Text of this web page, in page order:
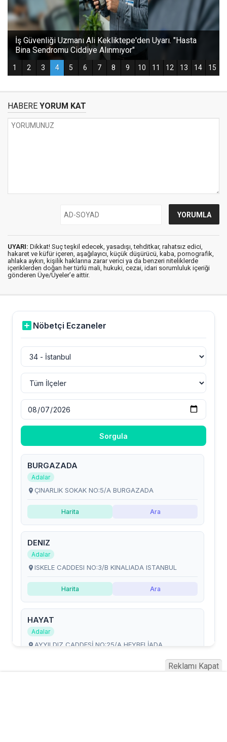
HABERE YORUM KAT
UYARI: Dikkat! Suç teşkil edecek, yasadışı, tehditkar, rahatsız edici,
hakaret ve küfür içeren, aşağılayıcı, küçük düşürücü, kaba, pornografik,
ahlaka aykırı, kişilik haklarına zarar verici ya da benzeri niteliklerde
içeriklerden doğan her türlü mali, hukuki, cezai, idari sorumluluk içeriği
gönderen Üye/Üyeler’e aittir.
Reklamı Kapat